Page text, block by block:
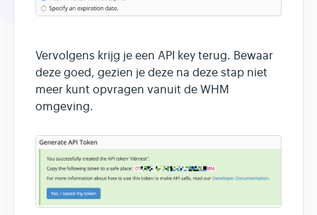
Vervolgens krijg je een API key terug. Bewaar
deze goed, gezien je deze na deze stap niet
meer kunt opvragen vanuit de WHM
omgeving.